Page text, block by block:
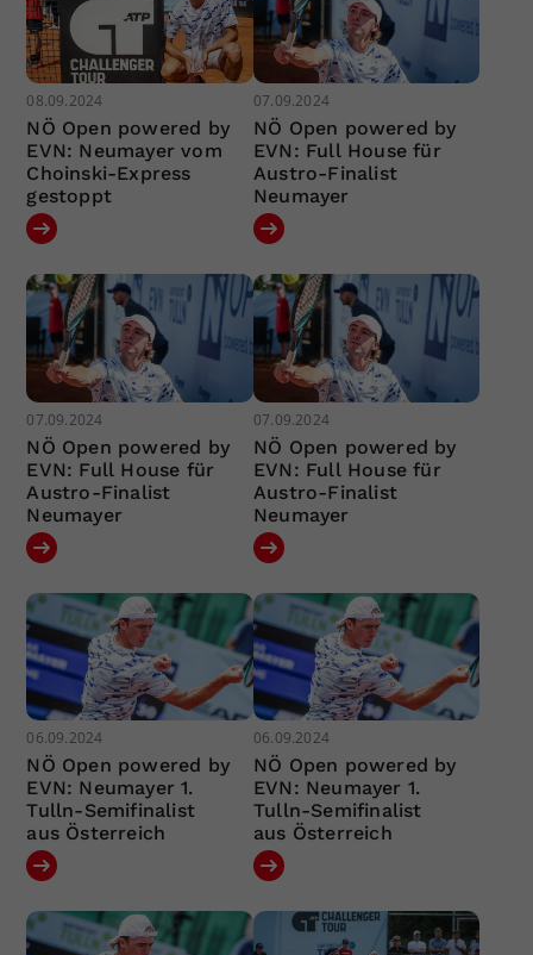
08.09.2024
NÖ Open powered by
EVN: Neumayer vom
Choinski-Express
gestoppt
07.09.2024
NÖ Open powered by
EVN: Full House für
Austro-Finalist
Neumayer
07.09.2024
NÖ Open powered by
EVN: Full House für
Austro-Finalist
Neumayer
07.09.2024
NÖ Open powered by
EVN: Full House für
Austro-Finalist
Neumayer
06.09.2024
NÖ Open powered by
EVN: Neumayer 1.
Tulln-Semifinalist
aus Österreich
06.09.2024
NÖ Open powered by
EVN: Neumayer 1.
Tulln-Semifinalist
aus Österreich